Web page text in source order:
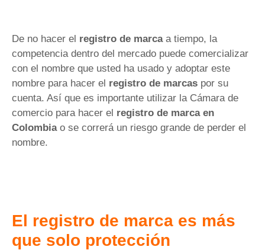
De no hacer el registro de marcaa tiempo, la
competencia dentro del mercado puede comercializar
con el nombre que usted ha usado y adoptar este
nombre para hacer el registro de marcas por su
cuenta. Así que es importante utilizar la Cámara de
comercio para hacer el registro de marca en
Colombiao se correrá un riesgo grande de perder el
nombre.
El registro de marca es más
que solo protección